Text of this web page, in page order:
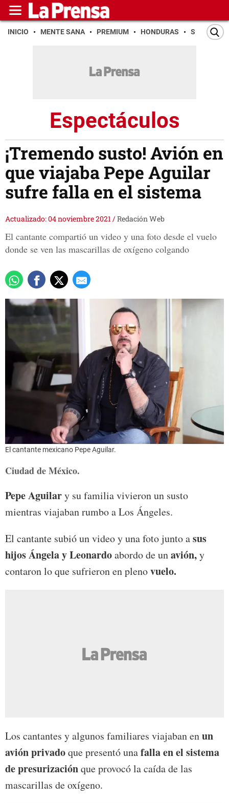
INICIO MENTE SANA PREMIUM HONDURAS SAN PEDRO
Espectáculos
¡Tremendo susto! Avión en
que viajaba Pepe Aguilar
sufre falla en el sistema
Actualizado: 04 noviembre 2021/Redación Web
El cantante compartió un video y una foto desde el vuelo
donde se ven las mascarillas de oxígeno colgando
El cantante mexicano Pepe Aguilar.
Ciudad de México.
Pepe Aguilary su familia vivieron un susto
mientras viajaban rumbo a Los Ángeles.
El cantante subió un video y una foto junto asus
hijos Ángela y Leonardoabordo de unavión,y
contaron lo que sufrieron en plenovuelo.
Los cantantes y algunos familiares viajaban enun
avión privadoque presentó unafalla en el sistema
de presurizaciónque provocó la caída de las
mascarillas de oxígeno.